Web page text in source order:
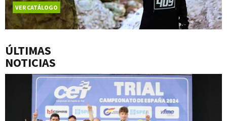
VER CATÁLOGO
ÚLTIMAS
NOTICIAS